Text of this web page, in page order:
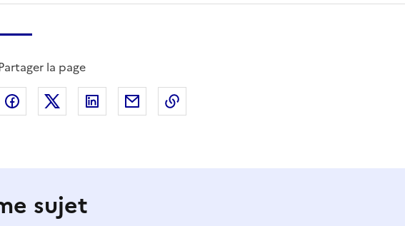
la page
Partager sur Facebook
Partager sur X (anciennement Twitter)
Partager sur LinkedIn
Partager par email
sujet